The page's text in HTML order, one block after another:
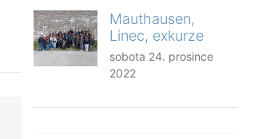
Mauthausen,
Linec, exkurze
sobota 24. prosince
2022